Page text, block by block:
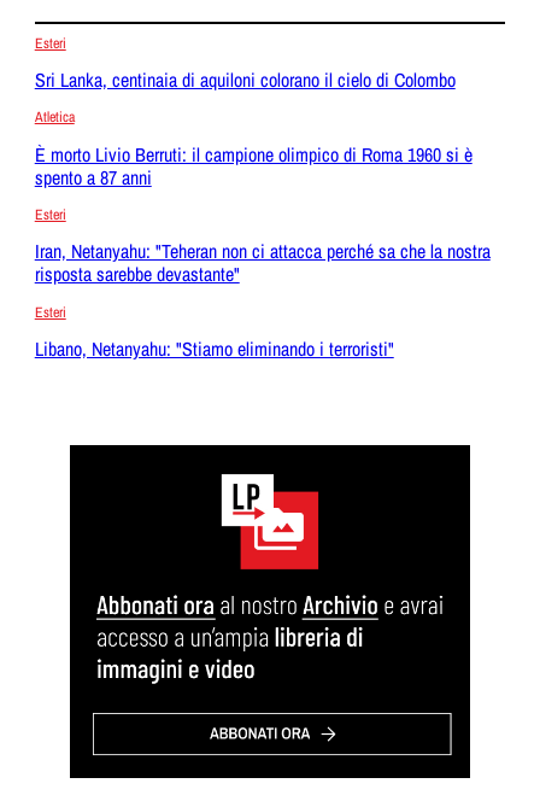
Esteri
Sri Lanka, centinaia di aquiloni colorano il cielo di Colombo
Atletica
È morto Livio Berruti: il campione olimpico di Roma 1960 si è
spento a 87 anni
Esteri
Iran, Netanyahu: "Teheran non ci attacca perché sa che la nostra
risposta sarebbe devastante"
Esteri
Libano, Netanyahu: "Stiamo eliminando i terroristi"